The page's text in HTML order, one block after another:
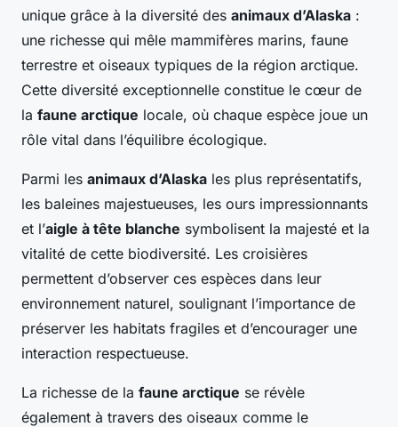
unique grâce à la diversité des animaux d’Alaska :
une richesse qui mêle mammifères marins, faune
terrestre et oiseaux typiques de la région arctique.
Cette diversité exceptionnelle constitue le cœur de
la faune arctique locale, où chaque espèce joue un
rôle vital dans l’équilibre écologique.
Parmi les animaux d’Alaska les plus représentatifs,
les baleines majestueuses, les ours impressionnants
et l’aigle à tête blanche symbolisent la majesté et la
vitalité de cette biodiversité. Les croisières
permettent d’observer ces espèces dans leur
environnement naturel, soulignant l’importance de
préserver les habitats fragiles et d’encourager une
interaction respectueuse.
La richesse de la faune arctique se révèle
également à travers des oiseaux comme le